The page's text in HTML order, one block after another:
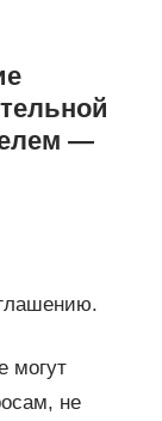
—
могут
не